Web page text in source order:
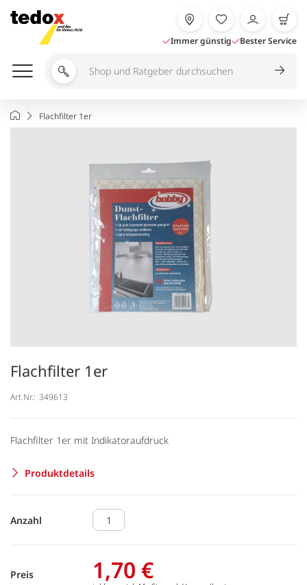
Inhalt
springen
Immer günstig Bester Service
Shop
Ratgeber
durchsuchen
StartseiteFlachfilter 1er
Flachfilter 1er
Art.Nr.: 349613
Flachfilter 1er mit Indikatoraufdruck
Produktdetails
Anzahl
Preis 1,70 €